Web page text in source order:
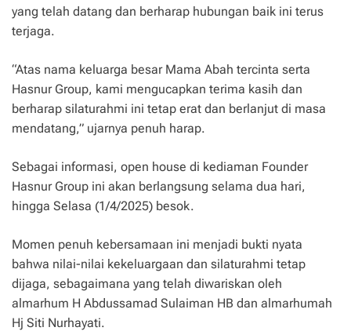
yang telah datang dan berharap hubungan baik ini terus
terjaga.
“Atas nama keluarga besar Mama Abah tercinta serta
Hasnur Group, kami mengucapkan terima kasih dan
berharap silaturahmi ini tetap erat dan berlanjut di masa
mendatang,” ujarnya penuh harap.
Sebagai informasi, open house di kediaman Founder
Hasnur Group ini akan berlangsung selama dua hari,
hingga Selasa (1/4/2025) besok.
Momen penuh kebersamaan ini menjadi bukti nyata
bahwa nilai-nilai kekeluargaan dan silaturahmi tetap
dijaga, sebagaimana yang telah diwariskan oleh
almarhum H Abdussamad Sulaiman HB dan almarhumah
Hj Siti Nurhayati.